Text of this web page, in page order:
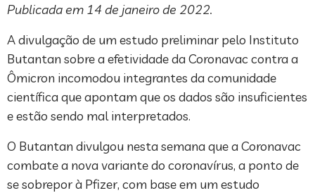
Publicada em 14 de janeiro de 2022.
A divulgação de um estudo preliminar pelo Instituto
Butantan sobre a efetividade da Coronavac contra a
Ômicron incomodou integrantes da comunidade
científica que apontam que os dados são insuficientes
e estão sendo mal interpretados.
O Butantan divulgou nesta semana que a Coronavac
combate a nova variante do coronavírus, a ponto de
se sobrepor à Pfizer, com base em um estudo